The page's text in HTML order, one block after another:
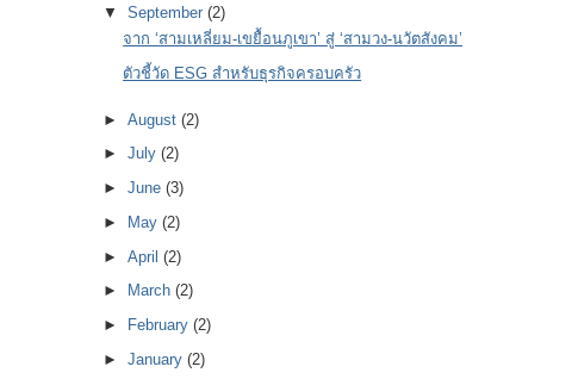
▼September(2)
จาก ‘สามเหลี่ยม-เขยื้อนภูเขา’ สู่ ‘สามวง-นวัตสังคม’
ตัวชี้วัด ESG สำหรับธุรกิจครอบครัว
►August(2)
►July(2)
►June(3)
►
May(2)
►April(2)
►
March(2)
►
February(2)
►January(2)